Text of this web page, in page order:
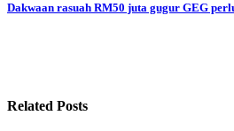
Dakwaan rasuah RM50 juta gugur GEG
Related Posts